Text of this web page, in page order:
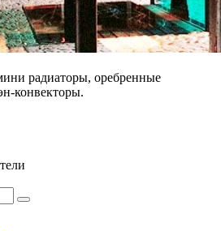
радиаторы, оребренные
конвекторы.